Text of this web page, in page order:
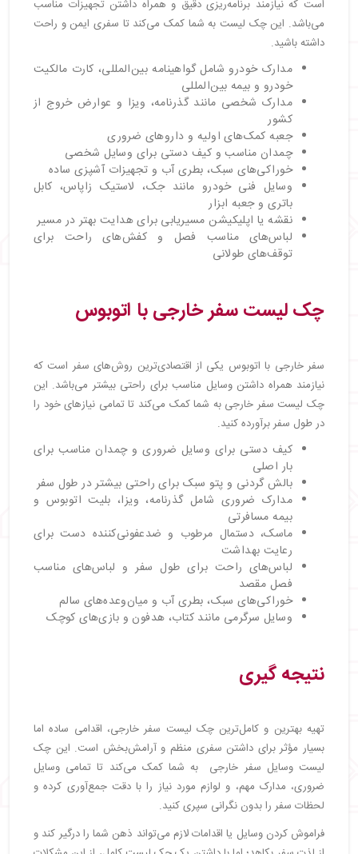
است که نیازمند برنامه‌ریزی دقیق و همراه داشتن تجهیزات مناسب
می‌باشد. این چک لیست به شما کمک می‌کند تا سفری ایمن و راحت
داشته باشید.
مدارک خودرو شامل گواهینامه بین‌المللی، کارت مالکیت
خودرو و بیمه بین‌المللی
مدارک شخصی مانند گذرنامه، ویزا و عوارض خروج از
کشور
جعبه کمک‌های اولیه و داروهای ضروری
چمدان مناسب و کیف دستی برای وسایل شخصی
خوراکی‌های سبک، بطری آب و تجهیزات آشپزی ساده
وسایل فنی خودرو مانند جک، لاستیک زاپاس، کابل
باتری و جعبه ابزار
نقشه یا اپلیکیشن مسیریابی برای هدایت بهتر در مسیر
لباس‌های مناسب فصل و کفش‌های راحت برای
توقف‌های طولانی
چک لیست سفر خارجی با اتوبوس
سفر خارجی با اتوبوس یکی از اقتصادی‌ترین روش‌های سفر است که
نیازمند همراه داشتن وسایل مناسب برای راحتی بیشتر می‌باشد. این
چک لیست سفر خارجی به شما کمک می‌کند تا تمامی نیازهای خود را
در طول سفر برآورده کنید.
کیف دستی برای وسایل ضروری و چمدان مناسب برای
بار اصلی
بالش گردنی و پتو سبک برای راحتی بیشتر در طول سفر
مدارک ضروری شامل گذرنامه، ویزا، بلیت اتوبوس و
بیمه مسافرتی
ماسک، دستمال مرطوب و ضدعفونی‌کننده دست برای
رعایت بهداشت
لباس‌های راحت برای طول سفر و لباس‌های مناسب
فصل مقصد
خوراکی‌های سبک، بطری آب و میان‌وعده‌های سالم
وسایل سرگرمی مانند کتاب، هدفون و بازی‌های کوچک
نتیجه گیری
تهیه بهترین و کامل‌ترین چک ‌لیست سفر خارجی، اقدامی ساده اما
بسیار مؤثر برای داشتن سفری منظم و آرامش‌بخش است. این چک
‌لیست‌ وسایل سفر خارجی به شما کمک می‌کند تا تمامی وسایل
ضروری، مدارک مهم، و لوازم مورد نیاز را با دقت جمع‌آوری کرده و
لحظات سفر را بدون نگرانی سپری کنید.
فراموش کردن وسایل یا اقدامات لازم می‌تواند ذهن شما را درگیر کند و